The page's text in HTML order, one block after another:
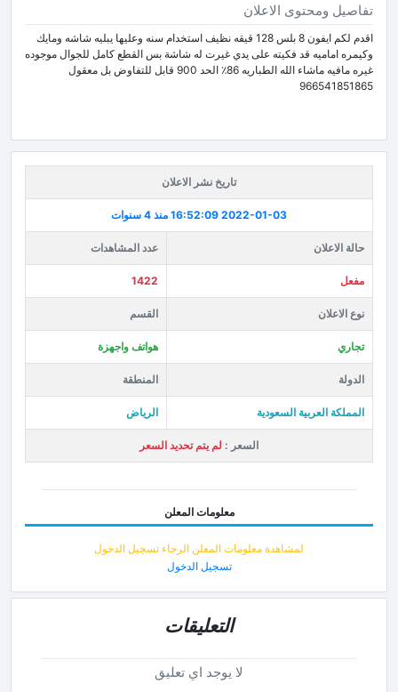
تفاصيل ومحتوى الاعلان
اقدم لكم ايفون 8 بلس 128 قيقه نظيف استخدام سنه وعليها يبليه شاشه ومايك
وكيمره اماميه قد فكيته على يدي غيرت له شاشة بس القطع كامل للجوال موجوده
غيره مافيه ماشاء الله الطباريه 86٪؜ الحد 900 قابل للتفاوض بل معقول
966541851865
تاريخ نشر الاعلان
2022-01-03 16:52:09 منذ 4 سنوات
حالة الاعلان عدد المشاهدات
مفعل 1422
نوع الاعلان القسم
تجاري هواتف واجهزة
الدولة المنطقة
المملكة العربية السعودية الرياض
السعر : لم يتم تحديد السعر
معلومات المعلن
لمشاهدة معلومات المعلن الرجاء تسجيل الدخول
تسجيل الدخول
التعليقات
لا يوجد اي تعليق